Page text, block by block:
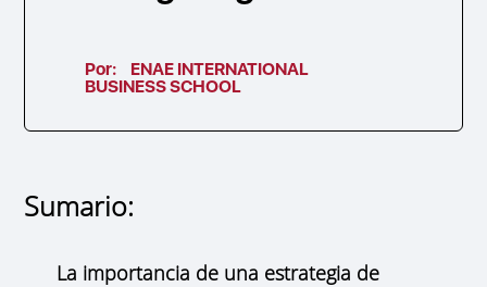
Por:
ENAE INTERNATIONAL
BUSINESS SCHOOL
Sumario:
La importancia de una estrategia de